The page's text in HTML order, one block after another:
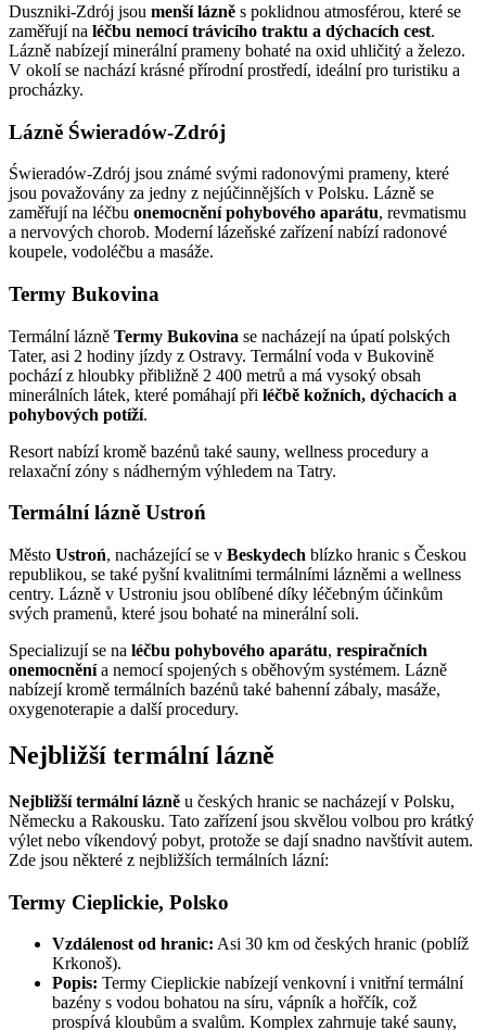
Duszniki-Zdrój jsou menší lázně s poklidnou atmosférou, které se
zaměřují na léčbu nemocí trávicího traktu a dýchacích cest.
Lázně nabízejí minerální prameny bohaté na oxid uhličitý a železo.
V okolí se nachází krásné přírodní prostředí, ideální pro turistiku a
procházky.
Lázně Świeradów-Zdrój
Świeradów-Zdrój jsou známé svými radonovými prameny, které
jsou považovány za jedny z nejúčinnějších v Polsku. Lázně se
zaměřují na léčbu onemocnění pohybového aparátu, revmatismu
a nervových chorob. Moderní lázeňské zařízení nabízí radonové
koupele, vodoléčbu a masáže.
Termy Bukovina
Termální lázně Termy Bukovina se nacházejí na úpatí polských
Tater, asi 2 hodiny jízdy z Ostravy. Termální voda v Bukovině
pochází z hloubky přibližně 2 400 metrů a má vysoký obsah
minerálních látek, které pomáhají při léčbě kožních, dýchacích a
pohybových potíží.
Resort nabízí kromě bazénů také sauny, wellness procedury a
relaxační zóny s nádherným výhledem na Tatry.
Termální lázně Ustroń
Město Ustroń, nacházející se v Beskydech blízko hranic s Českou
republikou, se také pyšní kvalitními termálními lázněmi a wellness
centry. Lázně v Ustroniu jsou oblíbené díky léčebným účinkům
svých pramenů, které jsou bohaté na minerální soli.
Specializují se na léčbu pohybového aparátu, respiračních
onemocněnía nemocí spojených s oběhovým systémem. Lázně
nabízejí kromě termálních bazénů také bahenní zábaly, masáže,
oxygenoterapie a další procedury.
Nejbližší termální lázně
Nejbližší termální lázně u českých hranic se nacházejí v Polsku,
Německu a Rakousku. Tato zařízení jsou skvělou volbou pro krátký
výlet nebo víkendový pobyt, protože se dají snadno navštívit autem.
Zde jsou některé z nejbližších termálních lázní:
Termy Cieplickie, Polsko
Vzdálenost od hranic: Asi 30 km od českých hranic (poblíž
Krkonoš).
Popis: Termy Cieplickie nabízejí venkovní i vnitřní termální
bazény s vodou bohatou na síru, vápník a hořčík, což
prospívá kloubům a svalům. Komplex zahrnuje také sauny,